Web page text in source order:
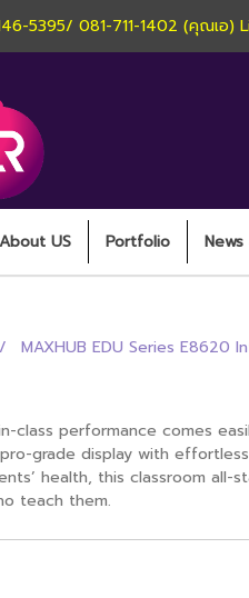
5395/ 081-711-1402 (คุณเอ)
About US Portfolio
MAXHUB EDU Series E8620
class performance comes
grade display with
health, this classroom all-
teach them.